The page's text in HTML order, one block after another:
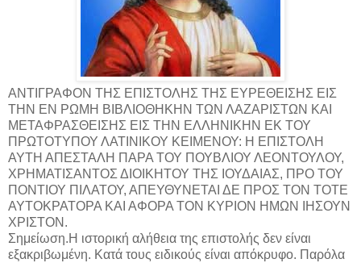
ΑΝΤΙΓΡΑΦΟΝ ΤΗΣ ΕΠΙΣΤΟΛΗΣ ΤΗΣ ΕΥΡΕΘΕΙΣΗΣ ΕΙΣ
ΤΗΝ ΕΝ ΡΩΜΗ ΒΙΒΛΙΟΘΗΚΗΝ ΤΩΝ ΛΑΖΑΡΙΣΤΩΝ ΚΑΙ
ΜΕΤΑΦΡΑΣΘΕΙΣΗΣ ΕΙΣ ΤΗΝ ΕΛΛΗΝΙΚΗΝ ΕΚ ΤΟΥ
ΠΡΩΤΟΤΥΠΟΥ ΛΑΤΙΝΙΚΟΥ ΚΕΙΜΕΝΟΥ: Η ΕΠΙΣΤΟΛΗ
ΑΥΤΗ ΑΠΕΣΤΑΛΗ ΠΑΡΑ ΤΟΥ ΠΟΥΒΛΙΟΥ ΛΕΟΝΤΟΥΛΟΥ,
ΧΡΗΜΑΤΙΣΑΝΤΟΣ ΔΙΟΙΚΗΤΟΥ ΤΗΣ ΙΟΥΔΑΙΑΣ, ΠΡΟ ΤΟΥ
ΠΟΝΤΙΟΥ ΠΙΛΑΤΟΥ, ΑΠΕΥΘΥΝΕΤΑΙ ΔΕ ΠΡΟΣ ΤΟΝ ΤΟΤΕ
ΑΥΤΟΚΡΑΤΟΡΑ ΚΑΙ ΑΦΟΡΑ ΤΟΝ ΚΥΡΙΟΝ ΗΜΩΝ ΙΗΣΟΥΝ
ΧΡΙΣΤΟΝ.
Σημείωση.Η ιστορική αλήθεια της επιστολής δεν είναι
εξακριβωμένη. Κατά τους ειδικούς είναι απόκρυφο. Παρόλα